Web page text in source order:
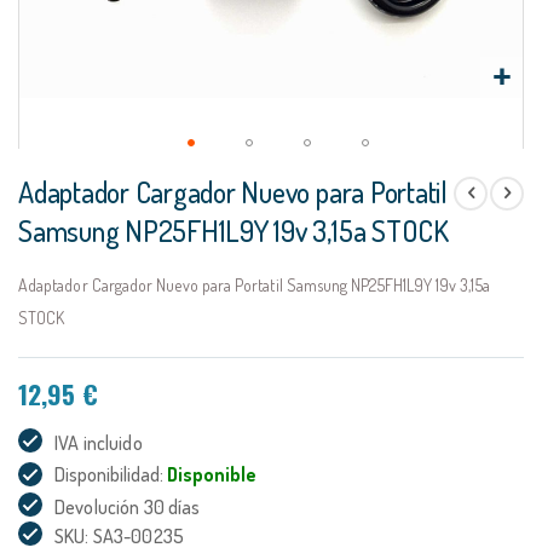
al
comienzo
de
galería
de
Adaptador Cargador Nuevo para Portatil
Samsung NP25FH1L9Y 19v 3,15a STOCK
Adaptador Cargador Nuevo para Portatil Samsung NP25FH1L9Y 19v 3,15a
STOCK
12,95 €
IVA incluido
Disponibilidad: Disponible
Devolución 30 días
SKU: SA3-00235